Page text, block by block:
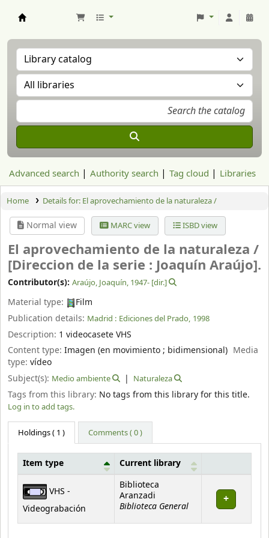
Advanced search Authority search Tag cloud Libraries
Home Details for: El aprovechamiento de la naturaleza /
Normal view MARC view ISBD view
El aprovechamiento de la naturaleza /
[Direccion de la serie : Joaquín Araújo].
Contributor(s): Araújo, Joaquín, 1947- [dir.]
Material type:
Film
Publication details: Madrid : Ediciones del Prado, 1998
Description: 1 videocasete VHS
Content type: Imagen (en movimiento ; bidimensional) Media
type: vídeo
Subject(s): Medio ambiente Naturaleza
Tags from this library: No tags from this library for this title.
Log in to add tags.
Holdings( 1 ) Comments ( 0 )
Item type Current library
VHS -
Videograbación
Biblioteca
Aranzadi
Biblioteca General